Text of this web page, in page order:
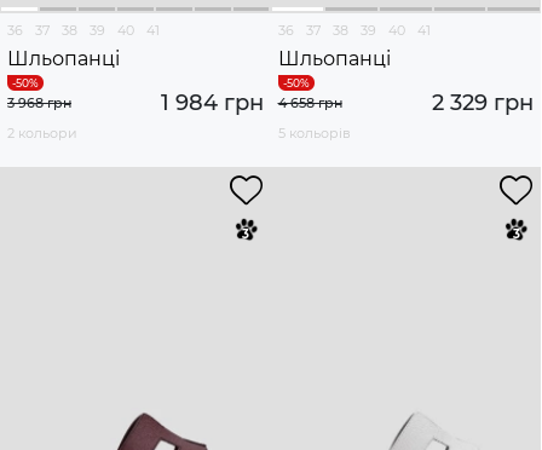
36 37 38 39 40 41
Шльопанці
1 984 грн
3 968 грн
2 кольори
36 37 38 39 40 41
Шльопанці
2 329 грн
4 658 грн
5 кольорів